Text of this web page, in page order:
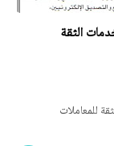
بخدمات الثقة
الثقة للمعاملات